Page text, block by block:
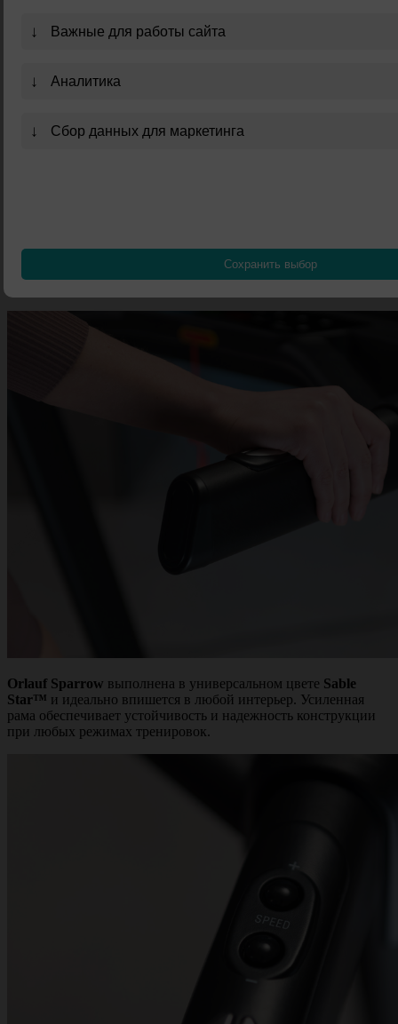
↓ Важные для работы сайта
↓ Аналитика
↓ Сбор данных для маркетинга
Сохранить выбор
из высококлассного пластика с безупречной стыковкой
деталей. Каждый элемент тренажера создан с особым
Orlauf Sparrow выполнена в универсальном цвете Sable
Star™ и идеально впишется в любой интерьер. Усиленная
рама обеспечивает устойчивость и надежность конструкции
при любых режимах тренировок.